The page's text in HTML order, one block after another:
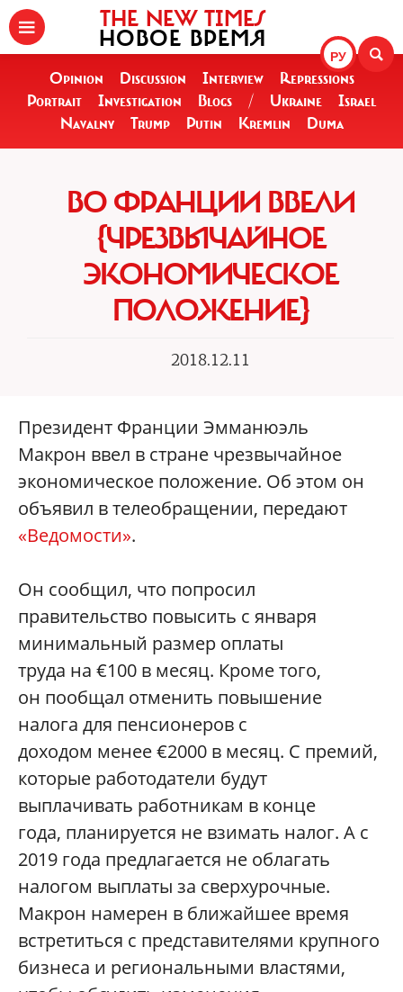
РУ
THE NEW TIMES
НОВОЕ ВРЕМЯ
Opinion Discussion Interview
Repressions
Portrait
Investigation Blogs / Ukraine
Israel
Navalny
Trump Putin Kremlin Duma
ВО ФРАНЦИИ ВВЕЛИ
{ЧРЕЗВЫЧАЙНОЕ
ЭКОНОМИЧЕСКОЕ
ПОЛОЖЕНИЕ}
2018.12.11
Президент Франции Эмманюэль
Макрон ввел в стране чрезвычайное
экономическое положение. Об этом он
объявил в телеобращении, передают
«Ведомости».
Он сообщил, что попросил
правительство повысить с января
минимальный размер оплаты
труда на €100 в месяц. Кроме того,
он пообщал отменить повышение
налога для пенсионеров с
доходом менее €2000 в месяц. С премий,
которые работодатели будут
выплачивать работникам в конце
года, планируется не взимать налог. А с
2019 года предлагается не облагать
налогом выплаты за сверхурочные.
Макрон намерен в ближайшее время
встретиться с представителями крупного
бизнеса и региональными властями,